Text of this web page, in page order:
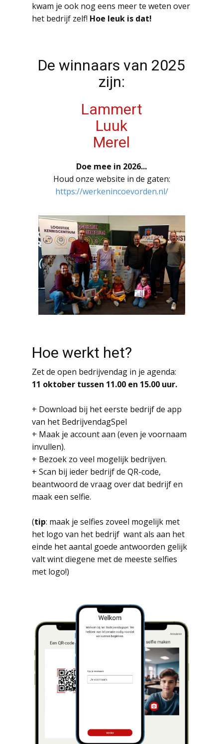
kwam je ook nog eens meer te weten over
het bedrijf zelf! Hoe leuk is dat!
De winnaars van 2025
zijn:
Lammert
Luuk
Merel
Doe mee in 2026...
Houd onze website in de gaten:
https://werkenincoevorden.nl/
Hoe werkt het?
Zet de open bedrijvendag in je agenda:
11 oktober tussen 11.00 en 15.00 uur.
+ Download bij het eerste bedrijf de app
van het BedrijvendagSpel
+ Maak je account aan (even je voornaam
invullen).
+ Bezoek zo veel mogelijk bedrijven.
+ Scan bij ieder bedrijf de QR-code,
beantwoord de vraag over dat bedrijf en
maak een selfie.
(tip: maak je selfies zoveel mogelijk met
het logo van het bedrijf want als aan het
einde het aantal goede antwoorden gelijk
valt wint diegene met de meeste selfies
met logo!)